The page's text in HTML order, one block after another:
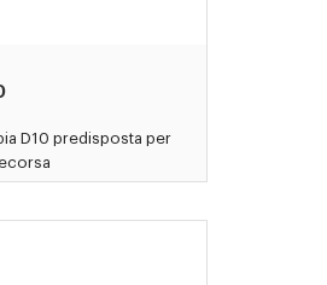
D10 predisposta per